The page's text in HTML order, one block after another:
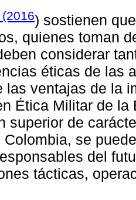
(2016) sostienen
quienes toman
considerar
éticas de las
las ventajas de la
Ética Militar de
superior de
Colombia, se
del
tácticas,